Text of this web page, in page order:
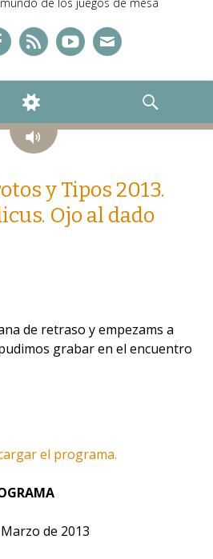
Audio
y Tipos 2013.
Ojo al dado
de retraso y empezams a
grabar en el encuentro
el programa.
de 2013